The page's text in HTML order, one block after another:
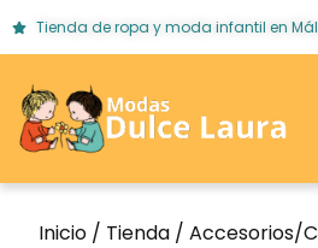
Tienda de ropa y moda infantil en
Inicio / Tienda / Accesorios/